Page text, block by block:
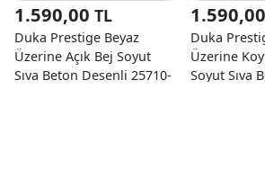
1.590,00 TL
Duka Prestige Beyaz
Üzerine Açık Bej Soyut
Sıva Beton Desenli 25710-
1.590,00
Duka
Üzerine
Soyut Sıva